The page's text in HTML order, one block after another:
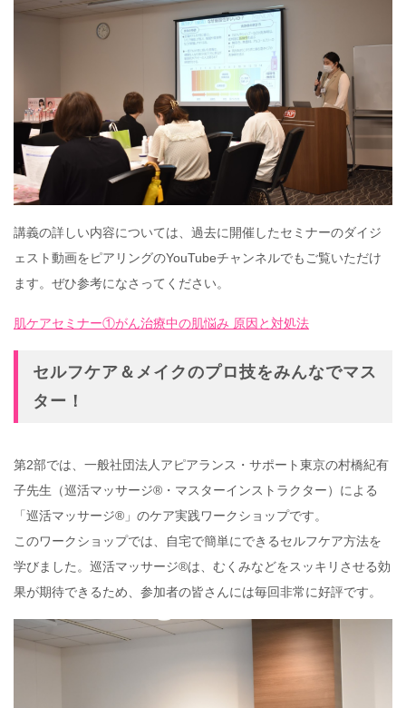
講義の詳しい内容については、過去に開催したセミナーのダイジ
ェスト動画をピアリングのYouTubeチャンネルでもご覧いただけ
ます。ぜひ参考になさってください。
肌ケアセミナー①がん治療中の肌悩み 原因と対処法
セルフケア＆メイクのプロ技をみんなでマス
ター！
第2部では、一般社団法人アピアランス・サポート東京の村橋紀有
子先生（巡活マッサージ®・マスターインストラクター）による
「巡活マッサージ®」のケア実践ワークショップです。
このワークショップでは、自宅で簡単にできるセルフケア方法を
学びました。巡活マッサージ®は、むくみなどをスッキリさせる効
果が期待できるため、参加者の皆さんには毎回非常に好評です。